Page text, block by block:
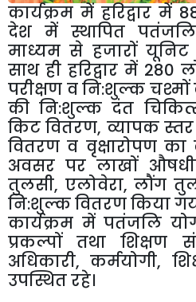
कार्यक्रम में हरिद्वार
देश में स्थापित
माध्यम से हजारों यूनिट
साथ ही हरिद्वार में 280
परीक्षण व नि:शुल्क चश्मों
की नि:शुल्क दंत
किट वितरण, व्यापक
वितरण व वृक्षारोपण का
अवसर पर लाखों
तुलसी, एलोवेरा, लौंग
नि:शुल्क वितरण किया
कार्यक्रम में पतंजलि
प्रकल्पों तथा शिक्षण
अधिकारी, कर्मयोगी,
उपस्थित रहे।